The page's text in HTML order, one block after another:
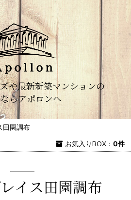
や最新新築マンションの
らアポロンへ
田園調布
お気入りBOX： 0件
イス田園調布